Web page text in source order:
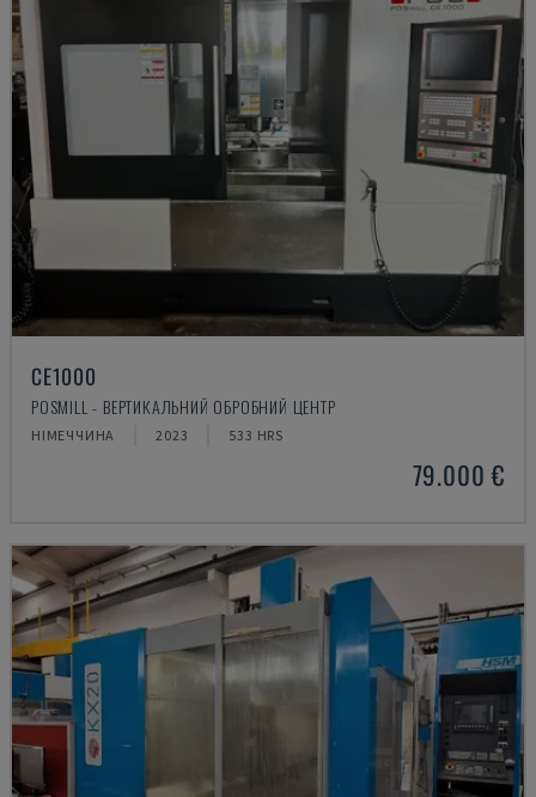
CE1000
POSMILL - ВЕРТИКАЛЬНИЙ ОБРОБНИЙ ЦЕНТР
НІМЕЧЧИНА 2023 533 HRS
79.000 €